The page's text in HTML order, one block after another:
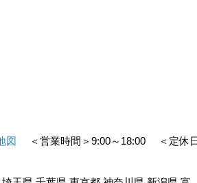
図 ＜営業時間＞9:00～18:00
＜定休